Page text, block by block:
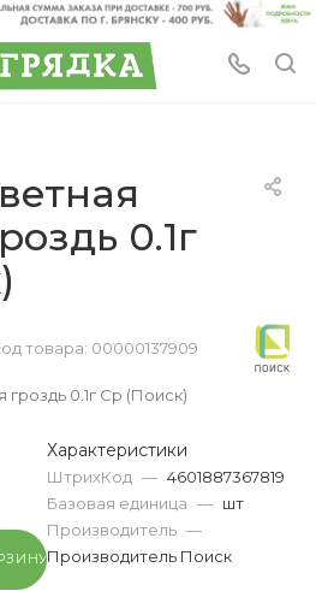
0.1г
товара: 00000137909
гроздь 0.1г Ср (Поиск)
Характеристики
ШтрихКод — 4601887367819
Базовая единица — шт
Производитель —
Производитель Поиск